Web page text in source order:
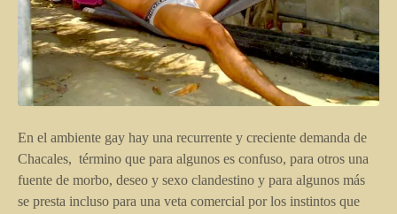
En el ambiente gay hay una recurrente y creciente demanda de
Chacales, término que para algunos es confuso, para otros una
fuente de morbo, deseo y sexo clandestino y para algunos más
se presta incluso para una veta comercial por los instintos que